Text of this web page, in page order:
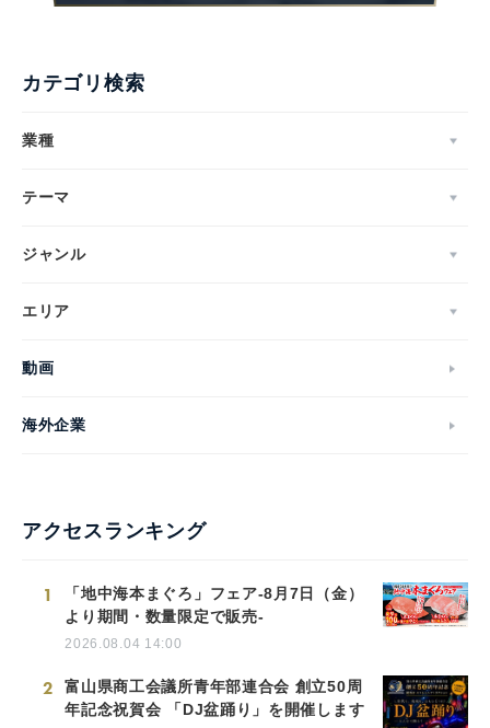
カテゴリ検索
業種
テーマ
ジャンル
エリア
動画
海外企業
アクセスランキング
1
「地中海本まぐろ」フェア-8月7日（金）
より期間・数量限定で販売-
2026.08.04 14:00
2
富山県商工会議所青年部連合会 創立50周
年記念祝賀会 「DJ盆踊り」を開催します